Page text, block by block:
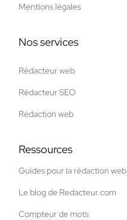
Mentions légales
Nos services
Rédacteur web
Rédacteur SEO
Rédaction web
Ressources
Guides pour la rédaction web
Le blog de Redacteur.com
Compteur de mots